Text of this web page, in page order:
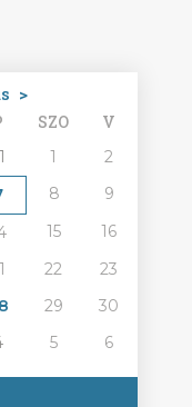
>
SZO V
1
2
8
9
15
16
22
23
29
30
5 6